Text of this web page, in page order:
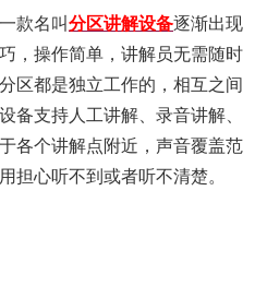
款名叫分区讲解设备逐渐出现
，操作简单，讲解员无需随时
区都是独立工作的，相互之间
备支持人工讲解、录音讲解、
各个讲解点附近，声音覆盖范
担心听不到或者听不清楚。